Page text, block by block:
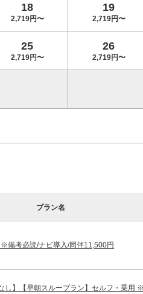
18
2,719円〜
19
2,719円〜
25
2,719円〜
26
2,719円〜
プラン名
備考必読/ナビ導入/同伴11,500円
し】【早朝スループラン】セルフ・乗用